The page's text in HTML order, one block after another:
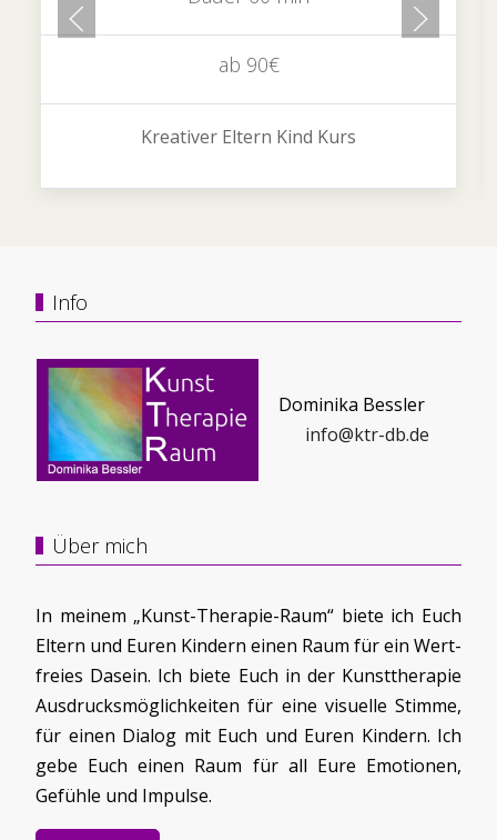
ab 90€
Kreativer Eltern Kind Kurs
Info
Dominika Bessler
info@ktr-db.de
Über mich
In meinem „Kunst-Therapie-Raum“ biete ich Euch
Eltern und Euren Kindern einen Raum für ein Wert-
freies Dasein. Ich biete Euch in der Kunsttherapie
Ausdrucksmöglichkeiten für eine visuelle Stimme,
für einen Dialog mit Euch und Euren Kindern. Ich
gebe Euch einen Raum für all Eure Emotionen,
Gefühle und Impulse.